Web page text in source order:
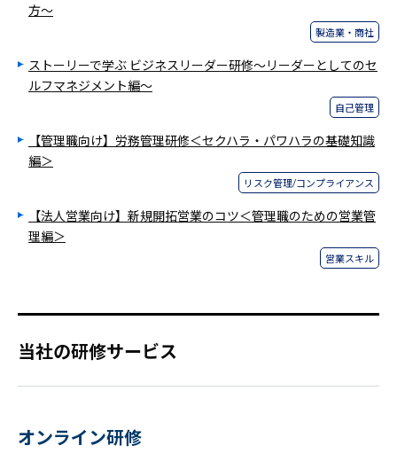
方～
製造業・商社
ストーリーで学ぶ ビジネスリーダー研修～リーダーとしてのセ
ルフマネジメント編～
自己管理
【管理職向け】労務管理研修＜セクハラ・パワハラの基礎知識
編＞
リスク管理/コンプライアンス
【法人営業向け】新規開拓営業のコツ＜管理職のための営業管
理編＞
営業スキル
当社の研修サービス
オンライン研修